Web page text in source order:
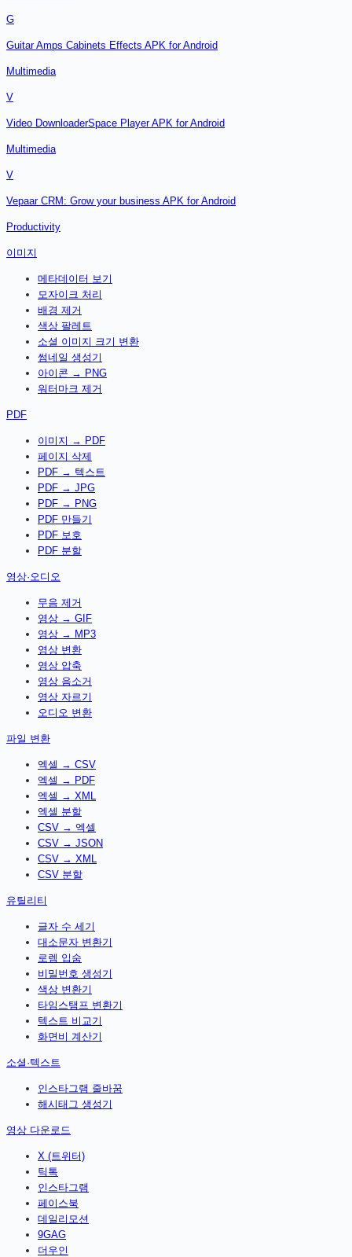
G
Guitar Amps Cabinets Effects APK for Android
Multimedia
V
Video DownloaderSpace Player APK for Android
Multimedia
V
Vepaar CRM: Grow your business APK for Android
Productivity
이미지
메타데이터 보기
모자이크 처리
배경 제거
색상 팔레트
소셜 이미지 크기 변환
썸네일 생성기
아이콘 → PNG
워터마크 제거
PDF
이미지 → PDF
페이지 삭제
PDF → 텍스트
PDF → JPG
PDF → PNG
PDF 만들기
PDF 보호
PDF 분할
영상·오디오
무음 제거
영상 → GIF
영상 → MP3
영상 변환
영상 압축
영상 음소거
영상 자르기
오디오 변환
파일 변환
엑셀 → CSV
엑셀 → PDF
엑셀 → XML
엑셀 분할
CSV → 엑셀
CSV → JSON
CSV → XML
CSV 분할
유틸리티
글자 수 세기
대소문자 변환기
로렘 입숨
비밀번호 생성기
색상 변환기
타임스탬프 변환기
텍스트 비교기
화면비 계산기
소셜·텍스트
인스타그램 줄바꿈
해시태그 생성기
영상 다운로드
X (트위터)
틱톡
인스타그램
페이스북
데일리모션
9GAG
더우인